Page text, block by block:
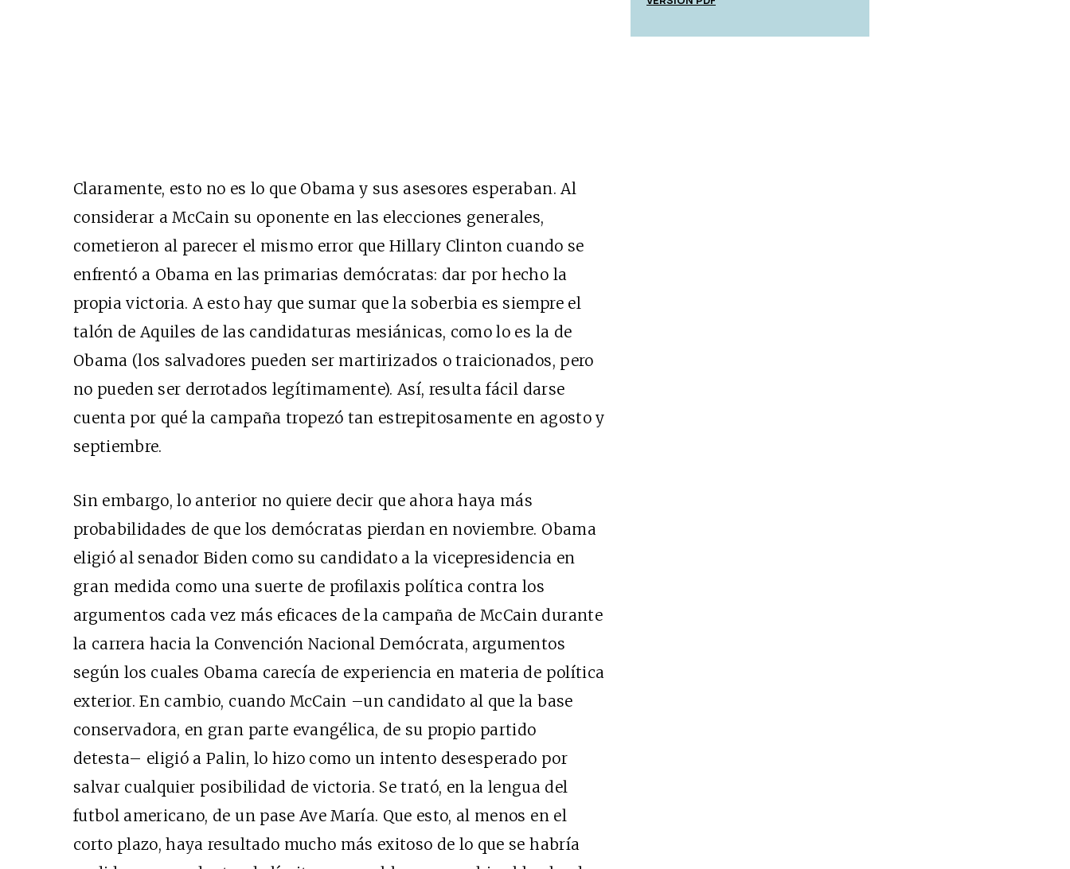
Claramente, esto no es lo que Obama y sus asesores esperaban. Al
considerar a McCain su oponente en las elecciones generales,
cometieron al parecer el mismo error que Hillary Clinton cuando se
enfrentó a Obama en las primarias demócratas: dar por hecho la
propia victoria. A esto hay que sumar que la soberbia es siempre el
talón de Aquiles de las candidaturas mesiánicas, como lo es la de
Obama (los salvadores pueden ser martirizados o traicionados, pero
no pueden ser derrotados legítimamente). Así, resulta fácil darse
cuenta por qué la campaña tropezó tan estrepitosamente en agosto y
septiembre.
Sin embargo, lo anterior no quiere decir que ahora haya más
probabilidades de que los demócratas pierdan en noviembre. Obama
eligió al senador Biden como su candidato a la vicepresidencia en
gran medida como una suerte de profilaxis política contra los
argumentos cada vez más eficaces de la campaña de McCain durante
la carrera hacia la Convención Nacional Demócrata, argumentos
según los cuales Obama carecía de experiencia en materia de política
exterior. En cambio, cuando McCain –un candidato al que la base
conservadora, en gran parte evangélica, de su propio partido
detesta– eligió a Palin, lo hizo como un intento desesperado por
salvar cualquier posibilidad de victoria. Se trató, en la lengua del
futbol americano, de un pase Ave María. Que esto, al menos en el
corto plazo, haya resultado mucho más exitoso de lo que se habría